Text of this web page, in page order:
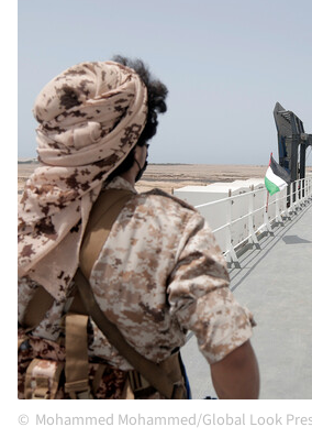
Mohammed Mohammed/Global Look